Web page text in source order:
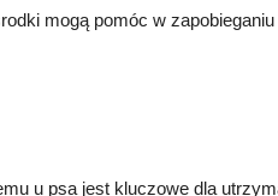
mogą pomóc w
u psa jest kluczowe dla